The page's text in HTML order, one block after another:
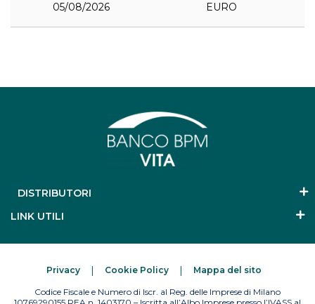
05/08/2026 EURO
DISTRIBUTORI
LINK UTILI
Codice Fiscale e Numero di Iscr. al Reg. delle Imprese di Milano
Privacy Cookie Policy Mappa del sito